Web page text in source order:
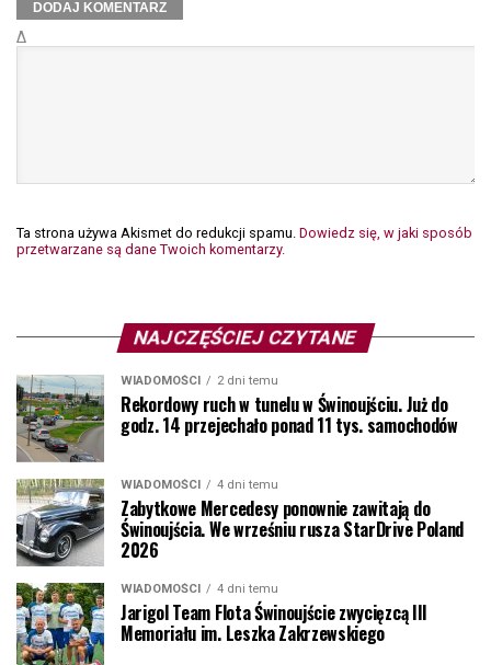
Δ
Ta strona używa Akismet do redukcji spamu. Dowiedz się, w jaki sposób
przetwarzane są dane Twoich komentarzy.
NAJCZĘŚCIEJ CZYTANE
WIADOMOŚCI 2 dni temu
Rekordowy ruch w tunelu w Świnoujściu. Już do
godz. 14 przejechało ponad 11 tys. samochodów
WIADOMOŚCI 4 dni temu
Zabytkowe Mercedesy ponownie zawitają do
Świnoujścia. We wrześniu rusza StarDrive Poland
2026
WIADOMOŚCI 4 dni temu
Jarigol Team Flota Świnoujście zwycięzcą III
Memoriału im. Leszka Zakrzewskiego